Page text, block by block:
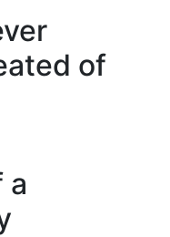
of
a